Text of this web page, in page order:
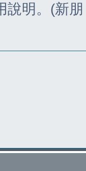
說明。(新朋